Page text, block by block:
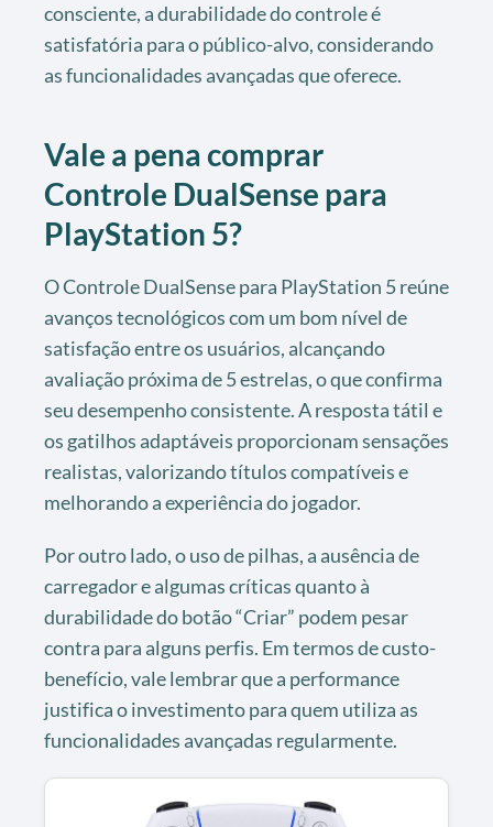
consciente, a durabilidade do controle é
satisfatória para o público-alvo, considerando
as funcionalidades avançadas que oferece.
Vale a pena comprar
Controle DualSense para
PlayStation 5?
O Controle DualSense para PlayStation 5 reúne
avanços tecnológicos com um bom nível de
satisfação entre os usuários, alcançando
avaliação próxima de 5 estrelas, o que confirma
seu desempenho consistente. A resposta tátil e
os gatilhos adaptáveis proporcionam sensações
realistas, valorizando títulos compatíveis e
melhorando a experiência do jogador.
Por outro lado, o uso de pilhas, a ausência de
carregador e algumas críticas quanto à
durabilidade do botão “Criar” podem pesar
contra para alguns perfis. Em termos de custo-
benefício, vale lembrar que a performance
justifica o investimento para quem utiliza as
funcionalidades avançadas regularmente.